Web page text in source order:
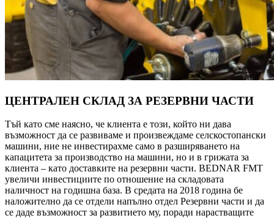
ЦЕНТРАЛЕН СКЛАД ЗА РЕЗЕРВНИ ЧАСТИ
Тъй като сме наясно, че клиента е този, който ни дава
възможност да се развиваме и произвеждаме селскостопански
машини, ние не инвестирахме само в разширяването на
капацитета за производство на машини, но и в грижата за
клиента – като доставките на резервни части. BEDNAR FMT
увеличи инвестициите по отношение на складовата
наличност на годишна база. В средата на 2018 година бе
наложително да се отдели напълно отдел Резервни части и да
се даде възможност за развитието му, поради нарастващите